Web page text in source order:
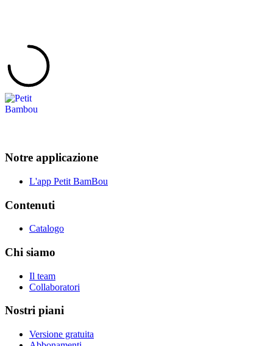
Notre applicazione
L'app Petit BamBou
Contenuti
Catalogo
Chi siamo
Il team
Collaboratori
Nostri piani
Versione gratuita